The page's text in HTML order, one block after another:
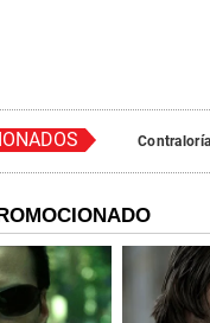
Contraloría